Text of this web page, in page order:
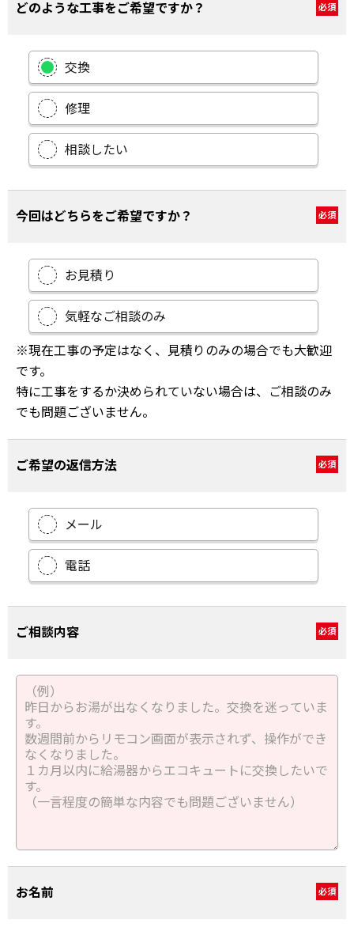
どのような工事をご希望ですか？ 必須
交換
修理
相談したい
今回はどちらをご希望ですか？ 必須
お見積り
気軽なご相談のみ
※現在工事の予定はなく、見積りのみの場合でも大歓迎
です。
特に工事をするか決められていない場合は、ご相談のみ
でも問題ございません。
ご希望の返信方法 必須
メール
電話
ご相談内容 必須
お名前 必須